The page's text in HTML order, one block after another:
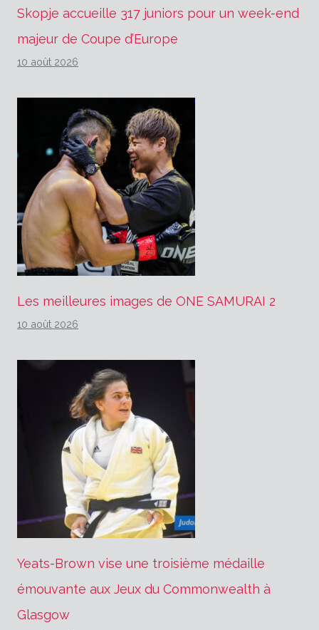
Skopje accueille 317 juniors pour un week-end
majeur de Coupe d’Europe
10 août 2026
Les meilleures images de ONE SAMURAI 2
10 août 2026
Yeats-Brown vise une troisième médaille
émouvante aux Jeux du Commonwealth à
Glasgow